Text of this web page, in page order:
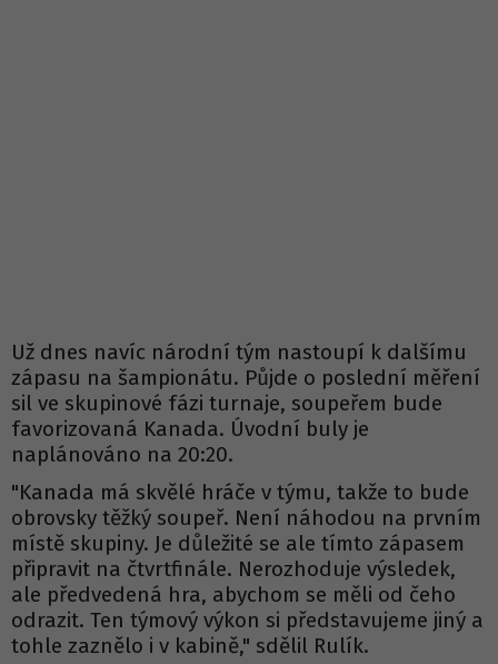
Už dnes navíc národní tým nastoupí k dalšímu
zápasu na šampionátu. Půjde o poslední měření
sil ve skupinové fázi turnaje, soupeřem bude
favorizovaná Kanada. Úvodní buly je
naplánováno na 20:20.
"Kanada má skvělé hráče v týmu, takže to bude
obrovsky těžký soupeř. Není náhodou na prvním
místě skupiny. Je důležité se ale tímto zápasem
připravit na čtvrtfinále. Nerozhoduje výsledek,
ale předvedená hra, abychom se měli od čeho
odrazit. Ten týmový výkon si představujeme jiný a
tohle zaznělo i v kabině," sdělil Rulík.